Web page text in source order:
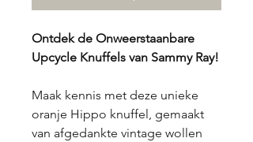
Ontdek de Onweerstaanbare
Upcycle Knuffels van Sammy Ray!
Maak kennis met deze unieke
oranje Hippo knuffel, gemaakt
van afgedankte vintage wollen